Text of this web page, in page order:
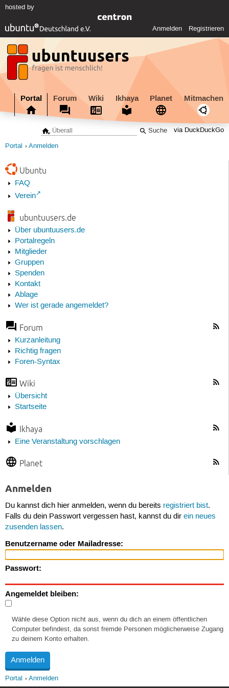
hosted by
Anmelden Registrieren
Portal Forum Wiki Ikhaya Planet Mitmachen
via DuckDuckGo
Portal Anmelden
Ubuntu
FAQ
Verein
ubuntuusers.de
Über ubuntuusers.de
Portalregeln
Mitglieder
Gruppen
Spenden
Kontakt
Ablage
Wer ist gerade angemeldet?
Forum
Kurzanleitung
Richtig fragen
Foren-Syntax
Wiki
Übersicht
Startseite
Ikhaya
Eine Veranstaltung vorschlagen
Planet
Anmelden
Du kannst dich hier anmelden, wenn du bereits registriert bist.
Falls du dein Passwort vergessen hast, kannst du dir ein neues
zusenden lassen.
Benutzername oder Mailadresse:
Passwort:
Angemeldet bleiben:
Wähle diese Option nicht aus, wenn du dich an einem öffentlichen
Computer befindest, da sonst fremde Personen möglicherweise Zugang
zu deinem Konto erhalten.
Portal Anmelden